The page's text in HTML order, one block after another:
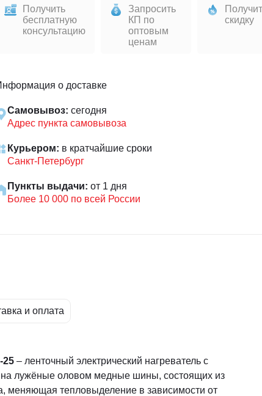
Получить
бесплатную
консультацию
Запросить
КП по
оптовым
ценам
скидку
о доставке
Самовывоз: сегодня
Адрес пункта самовывоза
Курьером: в кратчайшие сроки
Санкт-Петербург
Пункты выдачи: от 1 дня
Более 10 000 по всей России
и оплата
25 – ленточный электрический нагреватель с
лужёные оловом медные шины, состоящих из
меняющая тепловыделение в зависимости от